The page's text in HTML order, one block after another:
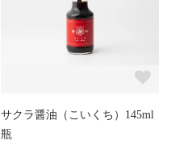
サクラ醤油（こいくち）145ml
瓶